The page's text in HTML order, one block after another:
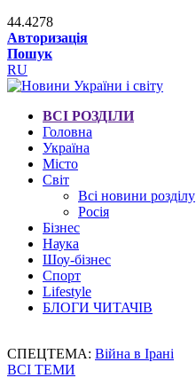
44.4278
Авторизація
Пошук
RU
ВСІ РОЗДІЛИ
Головна
Україна
Місто
Світ
Всі новини розділу
Росія
Бізнес
Наука
Шоу-бізнес
Спорт
Lifestyle
БЛОГИ ЧИТАЧІВ
СПЕЦТЕМА: Війна в Ірані
ВСІ ТЕМИ